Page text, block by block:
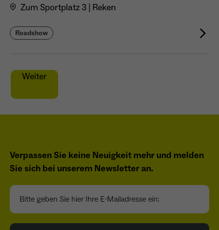
Zum Sportplatz 3 | Reken
Roadshow
Weiter
Verpassen Sie keine Neuigkeit mehr und melden
Sie sich bei unserem Newsletter an.
Bitte geben Sie hier Ihre E-Mailadresse ein: